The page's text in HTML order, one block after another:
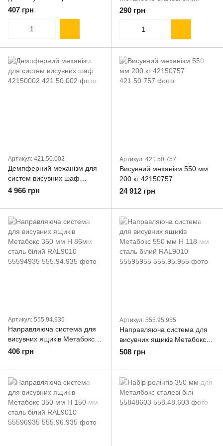
METABOX RAL9010 500 мм
Н 150 мм сталь Біла
(555.96.950)
407 грн
55848605
290 грн
Артикул: 421.50.002
Демпферний механізм для
систем висувних шаф
42150002
4 966 грн
Артикул: 421.50.757
Висувний механізм 550 мм
200 кг 42150757
24 912 грн
Артикул: 555.94.935
Направляюча система для
висувних ящиків Метабокс
350 мм Н 86мм сталь білий
406 грн
Артикул: 555.95.955
Направляюча система для
висувних ящиків Метабокс
550 мм Н 118 мм сталь
508 грн